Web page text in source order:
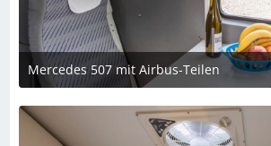
Mercedes 507 mit Airbus-Teilen
26. Februar 2025 um 13:39